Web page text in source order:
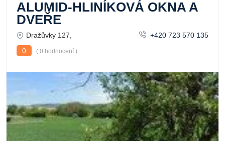
ALUMID-HLINÍKOVÁ OKNA A
DVEŘE
Dražůvky 127,
+420 723 570 135
0
( 0 hodnocení )